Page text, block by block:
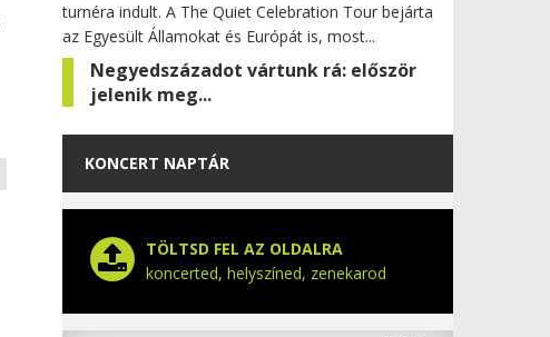
turnéra indult. A The Quiet Celebration Tour bejárta
az Egyesült Államokat és Európát is, most...
Negyedszázadot vártunk rá: először
jelenik meg...
KONCERT NAPTÁR
TÖLTSD FEL AZ OLDALRA
koncerted, helyszíned, zenekarod